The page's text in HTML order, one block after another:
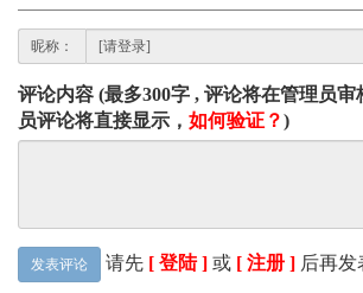
昵称：
评论内容 (最多300字 , 评论将在管理员
员评论将直接显示， 如何验证？)
发表评论 请先 [ 登陆 ] 或 [ 注册 ] 后再发